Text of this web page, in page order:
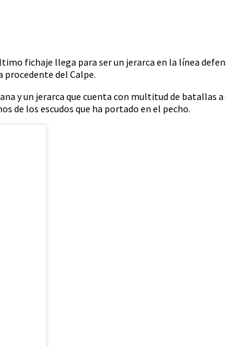
fichaje llega para ser un jerarca en la línea
procedente del Calpe.
y un jerarca que cuenta con multitud de batallas a
de los escudos que ha portado en el pecho.